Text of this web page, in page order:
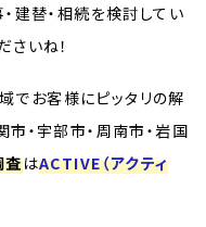
建替・相続を検討してい
いね！
でお客様にピッタリの解
・宇部市・周南市・岩国
査はACTIVE（アクティ